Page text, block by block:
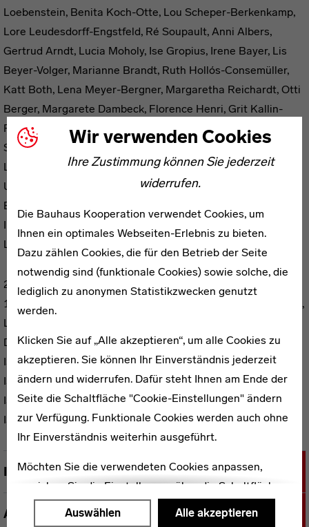
Wir verwenden Cookies
Ihre Zustimmung können Sie jederzeit
widerrufen.
Die Bauhaus Kooperation verwendet Cookies, um
Ihnen ein optimales Webseiten-Erlebnis zu bieten.
Dazu zählen Cookies, die für den Betrieb der Seite
notwendig sind (funktionale Cookies) sowie solche, die
lediglich zu anonymen Statistikzwecken genutzt
werden.
Klicken Sie auf „Alle akzeptieren“, um alle Cookies zu
akzeptieren. Sie können Ihr Einverständnis jederzeit
ändern und widerrufen. Dafür steht Ihnen am Ende der
Seite die Schaltfläche "Cookie-Einstellungen" ändern
zur Verfügung. Funktionale Cookies werden auch ohne
Ihr Einverständnis weiterhin ausgeführt.
Möchten Sie die verwendeten Cookies anpassen,
erreichen Sie die Einstellungen über die Schaltfläche
"Auswählen".
Auswählen Alle akzeptieren
Loebenstein, Benita Koch-Otte, Lou Scheper-Berkenkamp,
Lore Leudesdorff-Engstfeld, Ré Soupault, Anni Albers,
Gertrud Arndt, Lucia Moholy, Ise Gropius, Irene Bayer, Lis
Beyer-Volger, Marianne Brandt, Ruth Hollós-Consemüller,
Katt Both, Lena Meyer-Bergner, Margaretha Reichardt, Otti
Berger, Margarete Dambeck, Florence Henri, Grit Kallin-
Fischer, Margarete Leischner, Wera Meyer-Waldeck, Lotte
Stam-Beese, Etel Mittag-Fodor, Karla Grosch, Margaret
Leiteritz, Edith Tudor-Hart, Ivana Tomljenović, Monica Bella
Ullmann-Broner, Kitty Fischer van der Mijll Dekker, Zsuzska
Bánki, Ricarda Schwerin, Grete Stern, Michiko Yamawaki,
Irena Blühová, Judit Kárász, Hilde Hubbuch, Stella Steyn,
Lilly Reich
2019
192 Seiten, Knesebeck Verlag, München (DE), Herbert Press,
London (EN)
Deutsch, Englisch
ISBN 978-3-95728-230-9 (DE)
ISBN 978-1-91221-796-0 (EN)
ISBN E-Book (EPUB, Mobi) 978-1-91221-797-7 (EN)
ISBN E-Book (PDF) 978-1-91221-798-4 (EN)
Inhalt
Autoreninformationen